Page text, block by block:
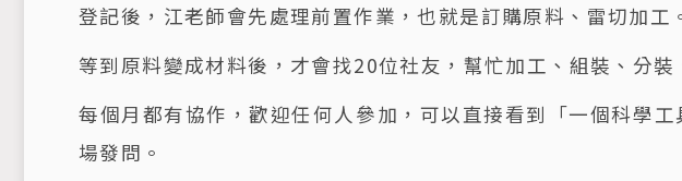
登記後，江老師會先處理前置作業，也就是訂購原料、雷切加工
等到原料變成材料後，才會找20位社友，幫忙加工、組裝、分裝
每個月都有協作，歡迎任何人參加，可以直接看到「一個科學
場發問。